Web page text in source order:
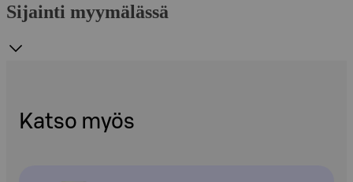
Sijainti myymälässä
Katso myös